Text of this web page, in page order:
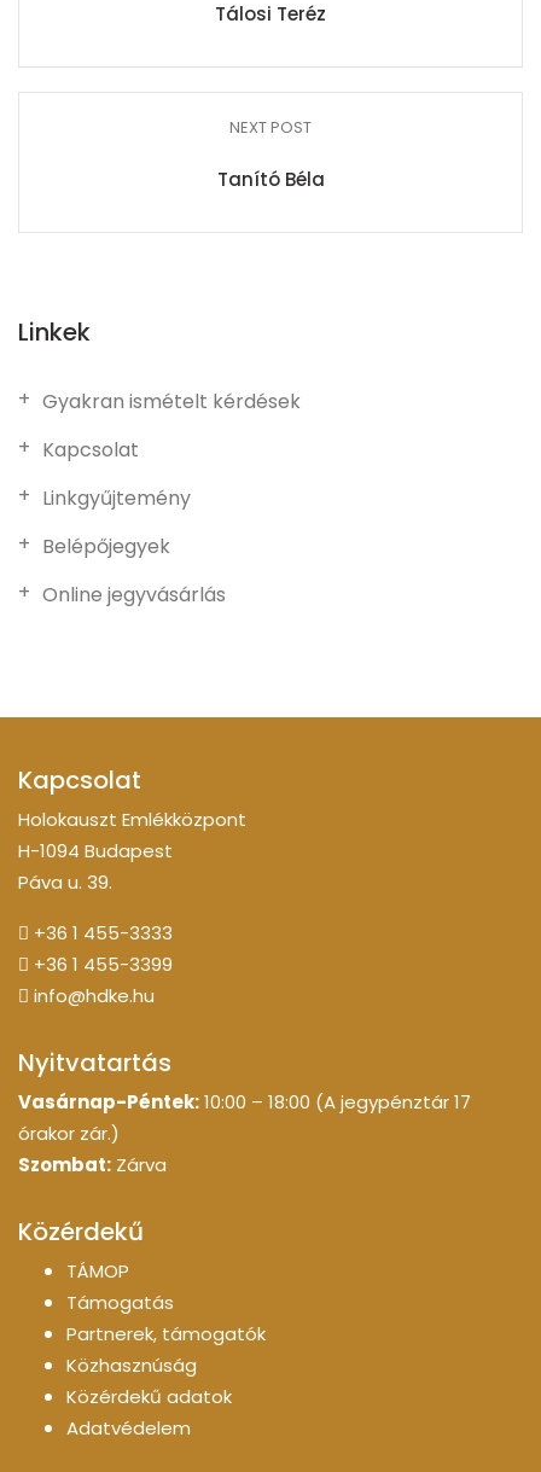
Tálosi Teréz
NEXT POST
Tanító Béla
Linkek
Gyakran ismételt kérdések
Kapcsolat
Linkgyűjtemény
Belépőjegyek
Online jegyvásárlás
Kapcsolat
Holokauszt Emlékközpont
H-1094 Budapest
Páva u. 39.
+36 1 455-3333
+36 1 455-3399
info@hdke.hu
Nyitvatartás
Vasárnap-Péntek:10:00 – 18:00 (A jegypénztár 17
órakor zár.)
Szombat: Zárva
Közérdekű
TÁMOP
Támogatás
Partnerek, támogatók
Közhasznúság
Közérdekű adatok
Adatvédelem